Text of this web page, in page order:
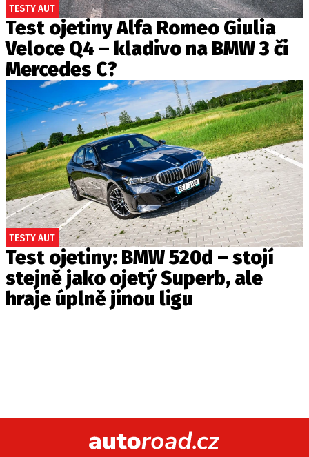
TESTY AUT
Test ojetiny Alfa Romeo Giulia
Veloce Q4 – kladivo na BMW 3 či
Mercedes C?
TESTY AUT
Test ojetiny: BMW 520d – stojí
stejně jako ojetý Superb, ale
hraje úplně jinou ligu